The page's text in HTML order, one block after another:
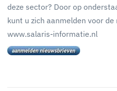
deze sector? Door op
kunt u zich aanmelden voor
www.salaris-informatie.nl